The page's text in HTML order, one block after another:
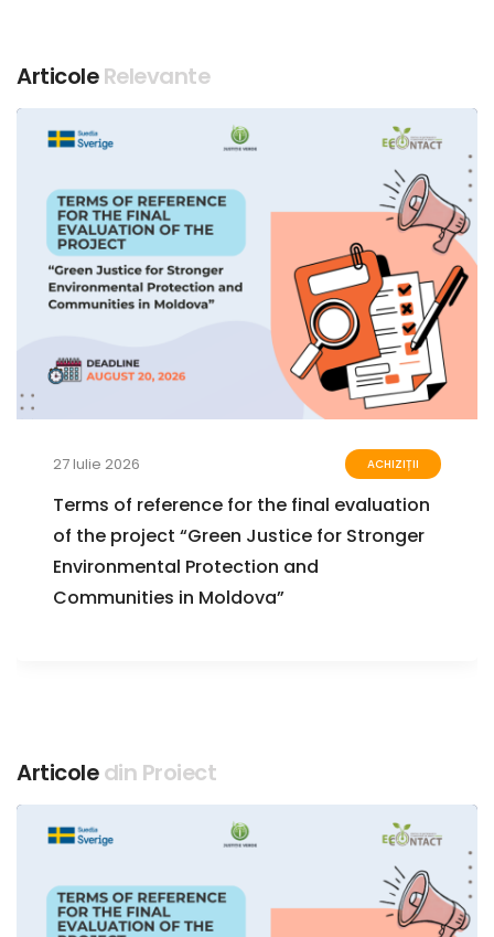
ArticoleRelevante
27 Iulie 2026 ACHIZIȚII
Terms of reference for the final evaluation
of the project “Green Justice for Stronger
Environmental Protection and
Communities in Moldova”
Articoledin Proiect